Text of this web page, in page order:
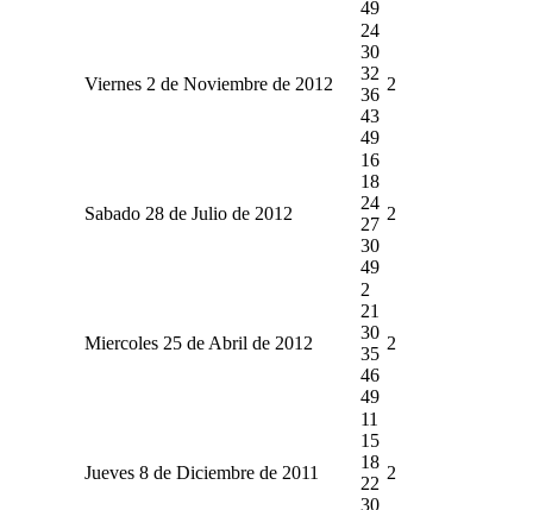
49
Viernes 2 de Noviembre de 2012
24
30
32
36
43
49
2
Sabado 28 de Julio de 2012
16
18
24
27
30
49
2
Miercoles 25 de Abril de 2012
2
21
30
35
46
49
2
Jueves 8 de Diciembre de 2011
11
15
18
22
30
2